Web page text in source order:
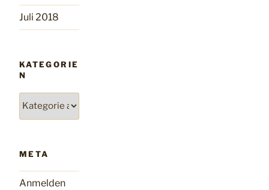
Juli 2018
KATEGORIE
N
META
Anmelden